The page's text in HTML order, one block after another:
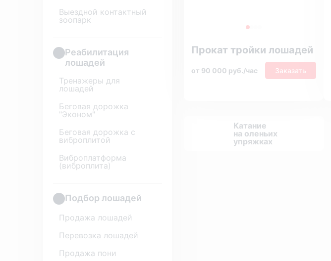
Выездной контактный
зоопарк
Реабилитация
лошадей
Тренажеры для
лошадей
Беговая дорожка
"Эконом"
Беговая дорожка с
виброплитой
Виброплатформа
(виброплита)
Подбор лошадей
Продажа лошадей
Перевозка лошадей
Продажа пони
Прокат тройки лошадей
от 90 000 руб./час Заказать
Катание
на оленьих
упряжках